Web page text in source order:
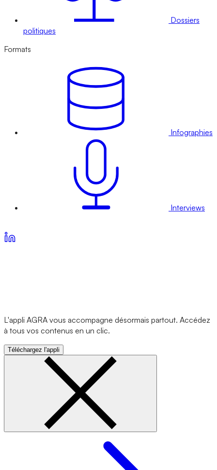
Dossiers
politiques
Formats
Infographies
Interviews
L'appli AGRA vous accompagne désormais partout. Accédez
à tous vos contenus en un clic.
Téléchargez l'appli